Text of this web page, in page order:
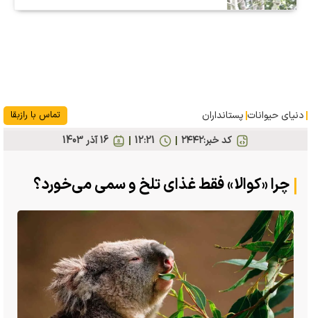
دنیای حیوانات پستانداران تماس با رازبقا
کد خبر:۲۴۴۲ 16 آذر 1403 12:21
چرا «کوالا» فقط غذای تلخ و سمی می‌خورد؟